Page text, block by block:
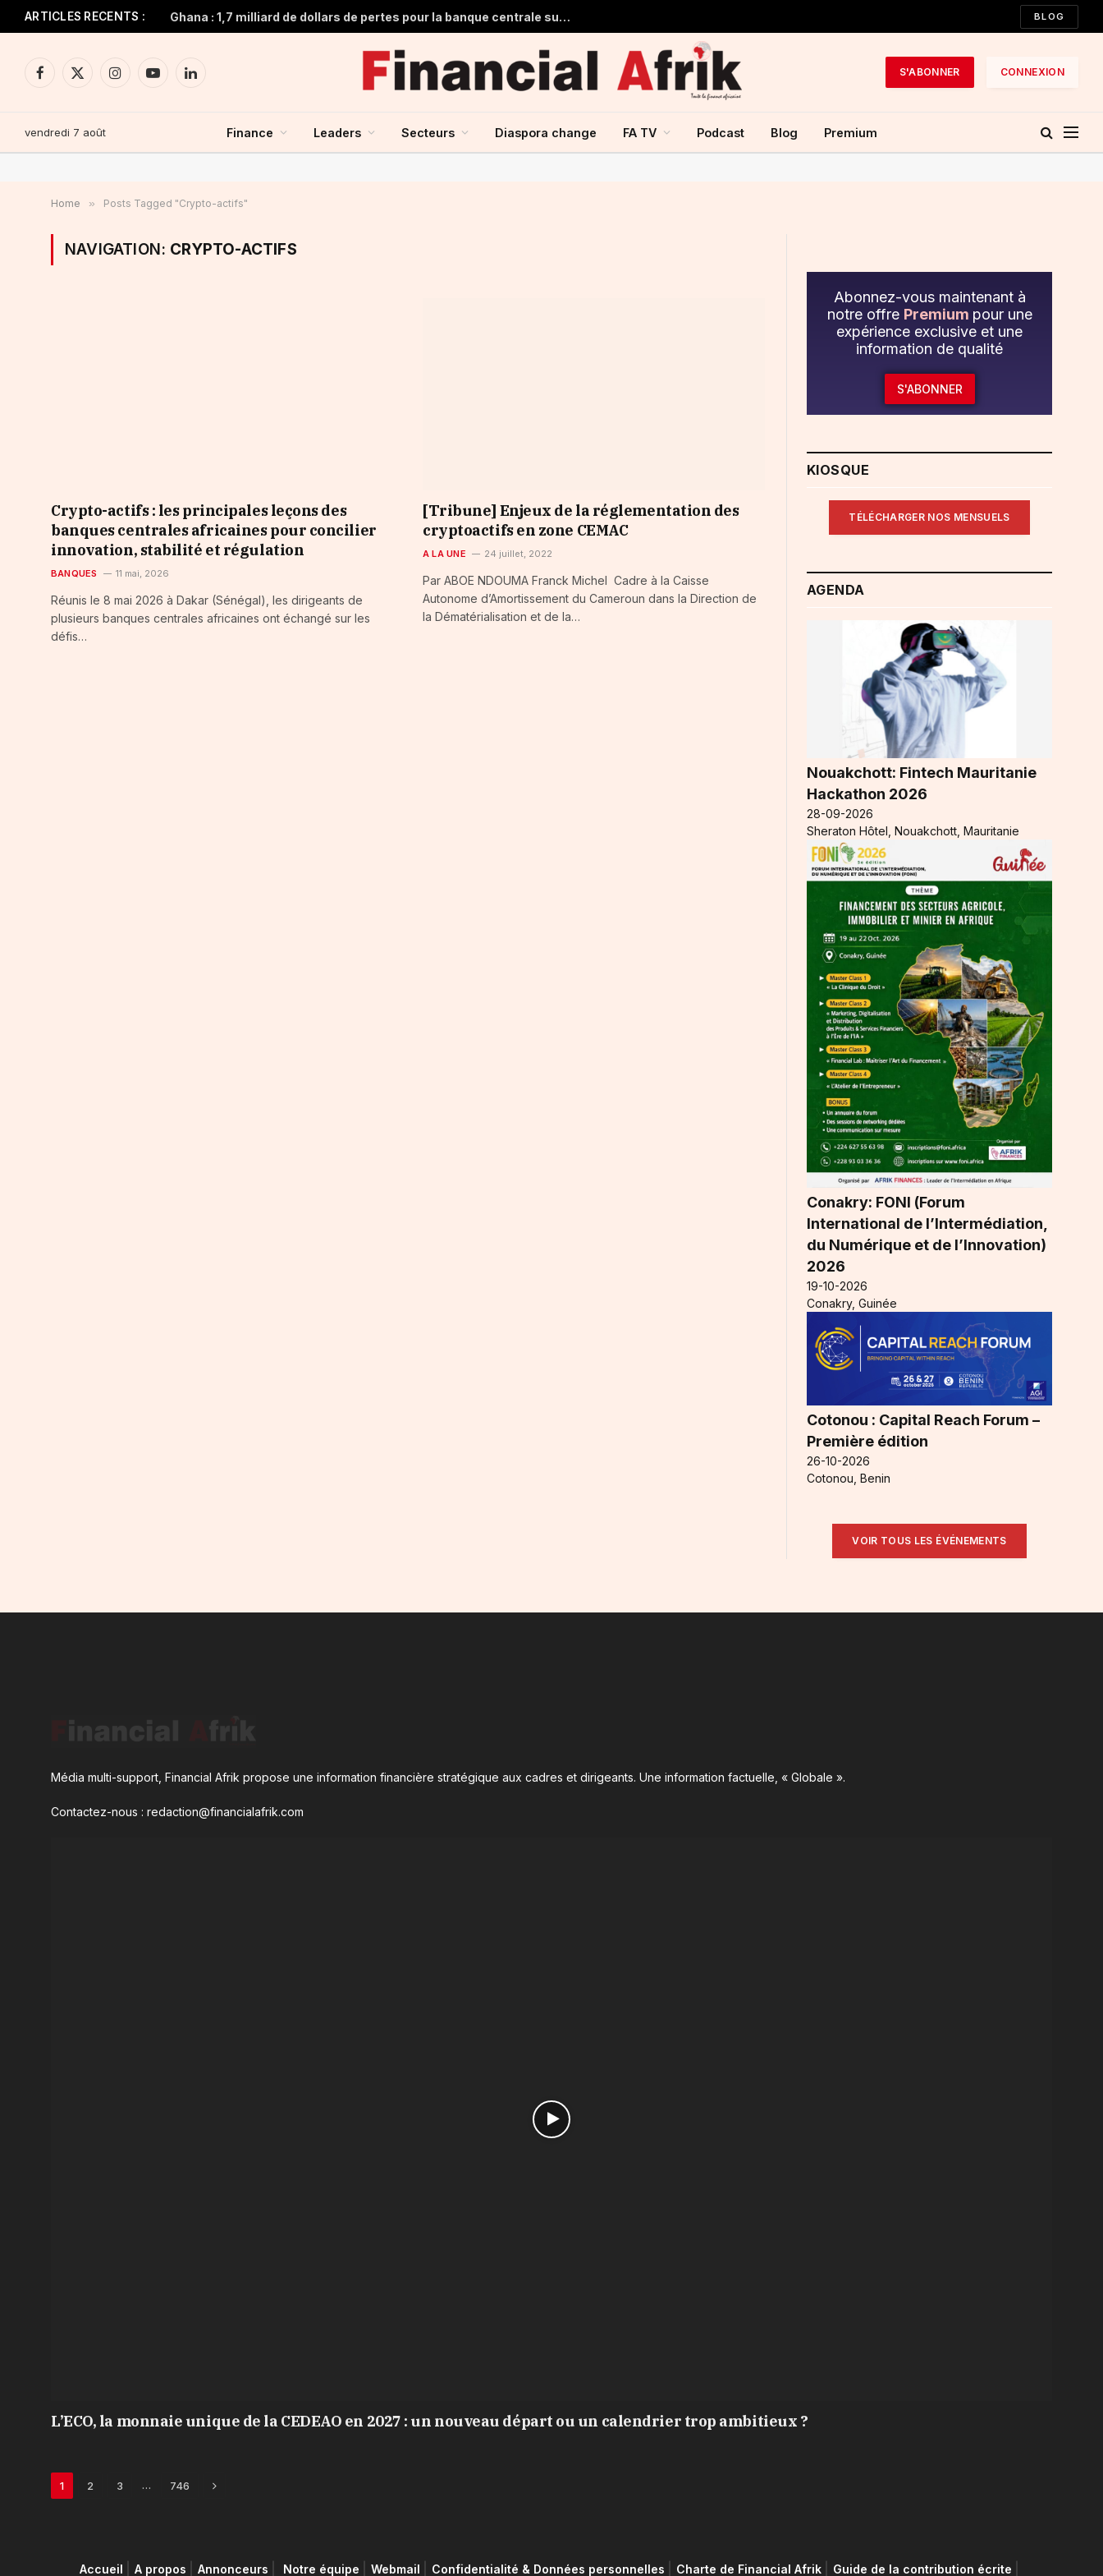
ARTICLES RECENTS : Ghana : 1,7 milliard de dollars de pertes pour la banque centrale sur ses achats d’or en 2025 BLOG
Facebook
X
InstagramYouTubeLinkedIn
S'ABONNER CONNEXION
vendredi 7 août Finance Leaders Secteurs Diaspora change FA TV Podcast Blog Premium
Home » Posts Tagged "Crypto-actifs"
NAVIGATION: CRYPTO-ACTIFS
Crypto-actifs : les principales leçons des
banques centrales africaines pour concilier
innovation, stabilité et régulation
BANQUES 11 mai, 2026
Réunis le 8 mai 2026 à Dakar (Sénégal), les dirigeants de
plusieurs banques centrales africaines ont échangé sur les
défis…
[Tribune] Enjeux de la réglementation des
cryptoactifs en zone CEMAC
A LA UNE 24 juillet, 2022
Par ABOE NDOUMA Franck Michel Cadre à la Caisse
Autonome d’Amortissement du Cameroun dans la Direction de
la Dématérialisation et de la…
Abonnez-vous maintenant à
notre offre Premium pour une
expérience exclusive et une
information de qualité
S'ABONNER
KIOSQUE
TÉLÉCHARGER NOS MENSUELS
AGENDA
Nouakchott: Fintech Mauritanie
Hackathon 2026
28-09-2026
Sheraton Hôtel, Nouakchott, Mauritanie
Conakry: FONI (Forum
International de l’Intermédiation,
du Numérique et de l’Innovation)
2026
19-10-2026
Conakry, Guinée
Cotonou : Capital Reach Forum –
Première édition
26-10-2026
Cotonou, Benin
VOIR TOUS LES ÉVÉNEMENTS
Média multi-support, Financial Afrik propose une information financière stratégique aux cadres et dirigeants. Une information factuelle, « Globale ».
Contactez-nous : redaction@financialafrik.com
L’ECO, la monnaie unique de la CEDEAO en 2027 : un nouveau départ ou un calendrier trop ambitieux ?
1 2 3 … 746 Next
Accueil A propos Annonceurs Notre équipe Webmail Confidentialité & Données personnelles Charte de Financial Afrik Guide de la contribution écrite